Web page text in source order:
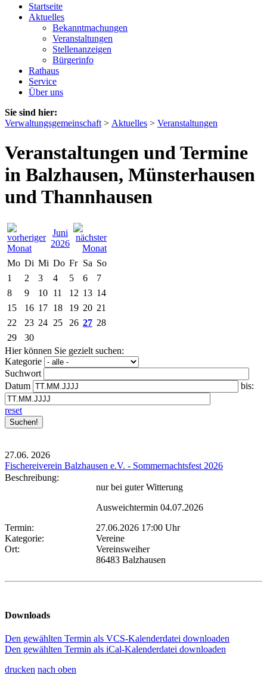
Startseite
Aktuelles
Bekanntmachungen
Veranstaltungen
Stellenanzeigen
Bürgerinfo
Rathaus
Service
Über uns
Sie sind hier:
Verwaltungsgemeinschaft > Aktuelles > Veranstaltungen
Veranstaltungen und Termine
in Balzhausen, Münsterhausen
und Thannhausen
Juni
2026
Mo Di Mi Do Fr Sa So
1
2 3 4 5 6
7
8
9 10 11 12 13 14
15
16 17 18 19 20 21
22
23 24 25 26 27 28
29
30
Hier können Sie gezielt suchen:
Kategorie
Suchwort
Datum
bis:
reset
27.06. 2026
Fischereiverein Balzhausen e.V. - Sommernachtsfest 2026
Beschreibung:
nur bei guter Witterung
Ausweichtermin 04.07.2026
Termin:
27.06.2026 17:00 Uhr
Kategorie:
Vereine
Ort:
Vereinsweiher
86483 Balzhausen
Downloads
Den gewählten Termin als VCS-Kalenderdatei downloaden
Den gewählten Termin als iCal-Kalenderdatei downloaden
drucken nach oben